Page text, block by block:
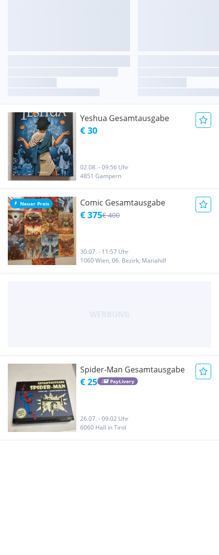
Yeshua Gesamtausgabe
€ 30
02.08. - 09:56 Uhr
4851 Gampern
Neuer Preis Comic Gesamtausgabe
€ 375€ 400
30.07. - 11:57 Uhr
1060 Wien, 06. Bezirk, Mariahilf
Spider-Man Gesamtausgabe
€ 25 PayLivery
26.07. - 09:02 Uhr
6060 Hall in Tirol